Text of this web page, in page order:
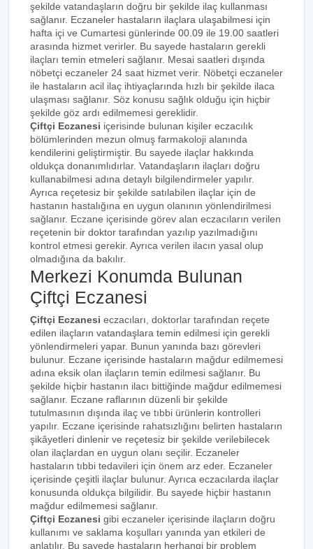
şekilde vatandaşların doğru bir şekilde ilaç kullanması
sağlanır. Eczaneler hastaların ilaçlara ulaşabilmesi için
hafta içi ve Cumartesi günlerinde 00.09 ile 19.00 saatleri
arasında hizmet verirler. Bu sayede hastaların gerekli
ilaçları temin etmeleri sağlanır. Mesai saatleri dışında
nöbetçi eczaneler 24 saat hizmet verir. Nöbetçi eczaneler
ile hastaların acil ilaç ihtiyaçlarında hızlı bir şekilde ilaca
ulaşması sağlanır. Söz konusu sağlık olduğu için hiçbir
şekilde göz ardı edilmemesi gereklidir.
Çiftçi Eczanesi içerisinde bulunan kişiler eczacılık
bölümlerinden mezun olmuş farmakoloji alanında
kendilerini geliştirmiştir. Bu sayede ilaçlar hakkında
oldukça donanımlıdırlar. Vatandaşların ilaçları doğru
kullanabilmesi adına detaylı bilgilendirmeler yapılır.
Ayrıca reçetesiz bir şekilde satılabilen ilaçlar için de
hastanın hastalığına en uygun olanının yönlendirilmesi
sağlanır. Eczane içerisinde görev alan eczacıların verilen
reçetenin bir doktor tarafından yazılıp yazılmadığını
kontrol etmesi gerekir. Ayrıca verilen ilacın yasal olup
olmadığına da bakılır.
Merkezi Konumda Bulunan
Çiftçi Eczanesi
Çiftçi Eczanesi eczacıları, doktorlar tarafından reçete
edilen ilaçların vatandaşlara temin edilmesi için gerekli
yönlendirmeleri yapar. Bunun yanında bazı görevleri
bulunur. Eczane içerisinde hastaların mağdur edilmemesi
adına eksik olan ilaçların temin edilmesi sağlanır. Bu
şekilde hiçbir hastanın ilacı bittiğinde mağdur edilmemesi
sağlanır. Eczane raflarının düzenli bir şekilde
tutulmasının dışında ilaç ve tıbbi ürünlerin kontrolleri
yapılır. Eczane içerisinde rahatsızlığını belirten hastaların
şikâyetleri dinlenir ve reçetesiz bir şekilde verilebilecek
olan ilaçlardan en uygun olanı seçilir. Eczaneler
hastaların tıbbi tedavileri için önem arz eder. Eczaneler
içerisinde çeşitli ilaçlar bulunur. Ayrıca eczacılarda ilaçlar
konusunda oldukça bilgilidir. Bu sayede hiçbir hastanın
mağdur edilmemesi sağlanır.
Çiftçi Eczanesi gibi eczaneler içerisinde ilaçların doğru
kullanımı ve saklama koşulları yanında yan etkileri de
anlatılır. Bu sayede hastaların herhangi bir problem